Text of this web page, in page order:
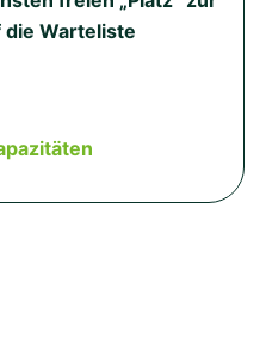
Warteliste